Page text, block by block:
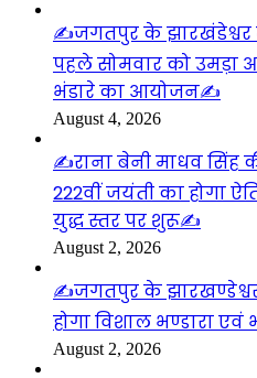
✍️जगतपुर के झारखंडेश्वर
पहले सोमवार को उमड़ा
भंडारे का आयोजन✍️
August 4, 2026
✍️राना बेनी माधव
222वीं जयंती का होगा
युद्ध स्तर पर शुरू✍️
August 2, 2026
✍️जगतपुर के झारखण्डेश्वर
होगा विशाल भण्डारा
August 2, 2026